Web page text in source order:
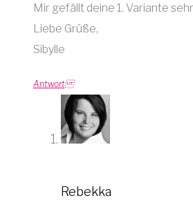
Mir gefällt deine 1. Variante
Liebe Grüße,
Sibylle
Antwort
Rebekka